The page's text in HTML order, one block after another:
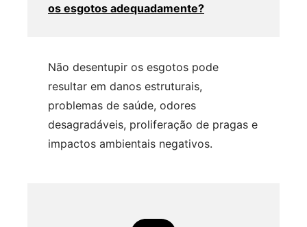
os esgotos adequadamente?
Não desentupir os esgotos pode
resultar em danos estruturais,
problemas de saúde, odores
desagradáveis, proliferação de pragas e
impactos ambientais negativos.